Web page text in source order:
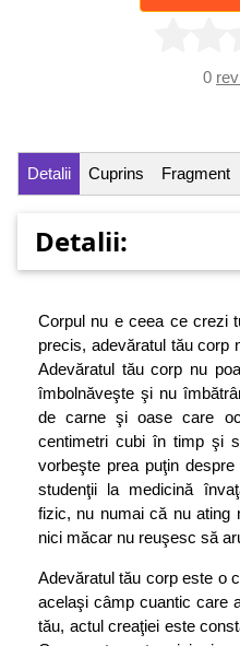
0
Detalii Cuprins Fragment
Detalii:
Corpul nu e ceea ce crezi
precis, adevăratul tău corp
Adevăratul tău corp nu
îmbolnăveşte şi nu
de carne şi oase care
centimetri cubi în timp şi
vorbeşte prea puţin
studenţii la medicină
fizic, nu numai că nu ating
nici măcar nu reuşesc să
Adevăratul tău corp este o
acelaşi câmp cuantic care
tău, actul creaţiei este